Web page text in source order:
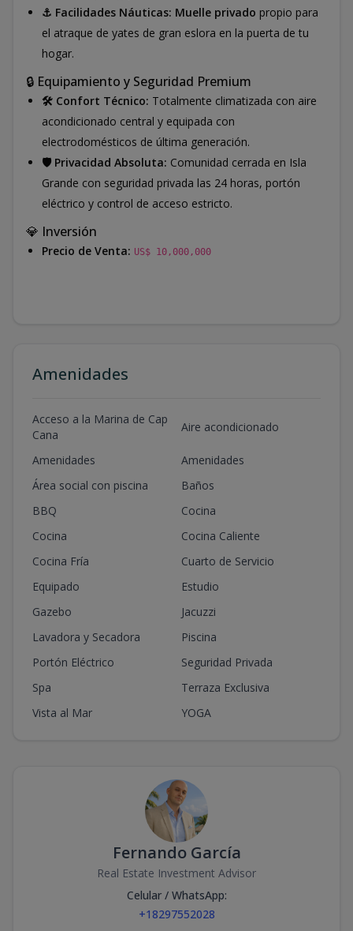
⚓ Facilidades Náuticas: Muelle privado propio para
el atraque de yates de gran eslora en la puerta de tu
hogar.
🔒 Equipamiento y Seguridad Premium
🛠️ Confort Técnico: Totalmente climatizada con aire
acondicionado central y equipada con
electrodomésticos de última generación.
🛡️ Privacidad Absoluta: Comunidad cerrada en Isla
Grande con seguridad privada las 24 horas, portón
eléctrico y control de acceso estricto.
💎 Inversión
Precio de Venta: US$ 10,000,000
Amenidades
Acceso a la Marina de Cap
Cana
Aire acondicionado
Amenidades
Amenidades
Área social con piscina
Baños
BBQ
Cocina
Cocina
Cocina Caliente
Cocina Fría
Cuarto de Servicio
Equipado
Estudio
Gazebo
Jacuzzi
Lavadora y Secadora
Piscina
Portón Eléctrico
Seguridad Privada
Spa
Terraza Exclusiva
Vista al Mar
YOGA
Fernando García
Real Estate Investment Advisor
Celular / WhatsApp:
+18297552028